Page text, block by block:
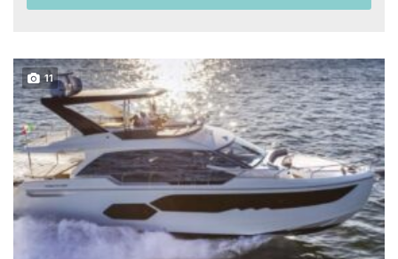
11